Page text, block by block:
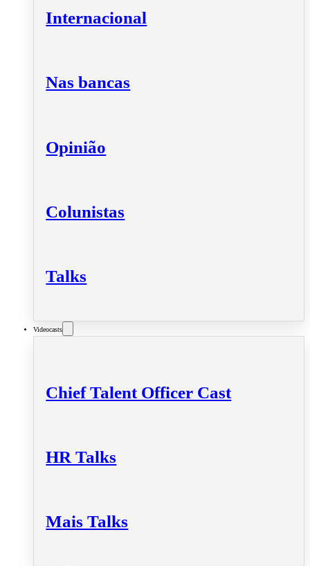
Internacional
Nas bancas
Opinião
Colunistas
Talks
Videocasts
Chief Talent Officer Cast
HR Talks
Mais Talks